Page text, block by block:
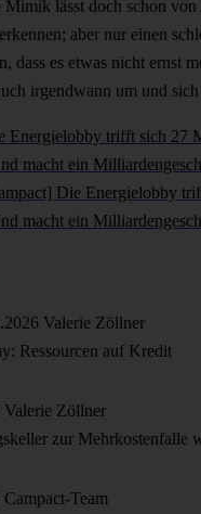
lässt doch schon von
aber nur einen
dass es etwas nicht ernst
irgendwann um und
Energielobby trifft sich 27
macht ein
Die Energielobby
macht ein
Valerie Zöllner
Ressourcen auf Kredit
Valerie Zöllner
zur Mehrkostenfalle
Campact-Team